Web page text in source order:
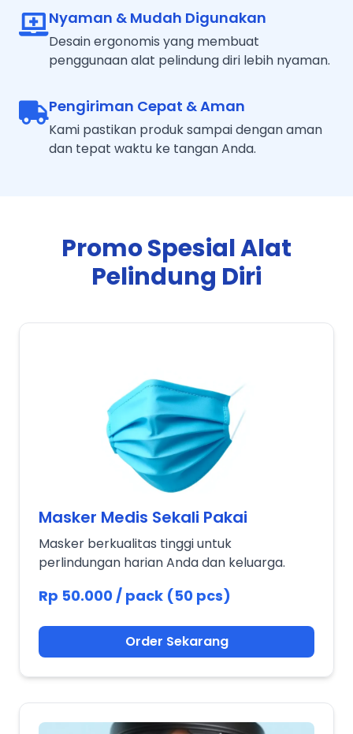
Nyaman & Mudah Digunakan
Desain ergonomis yang membuat
penggunaan alat pelindung diri lebih nyaman.
Pengiriman Cepat & Aman
Kami pastikan produk sampai dengan aman
dan tepat waktu ke tangan Anda.
Promo Spesial Alat
Pelindung Diri
Masker Medis Sekali Pakai
Masker berkualitas tinggi untuk
perlindungan harian Anda dan keluarga.
Rp 50.000 / pack (50 pcs)
Order Sekarang